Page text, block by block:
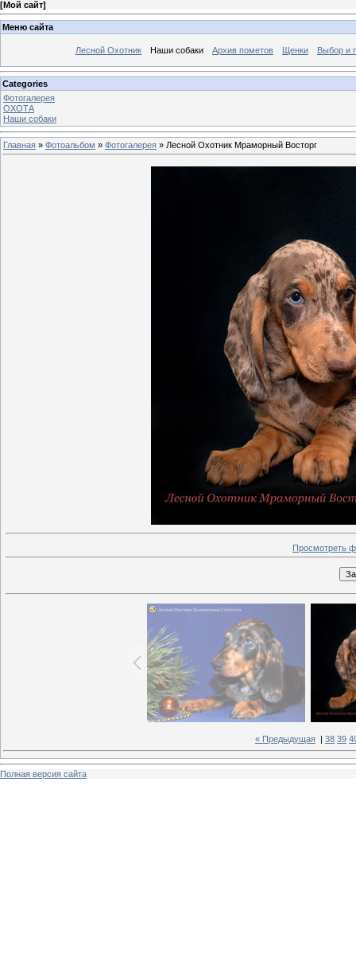
[Мой сайт]
Меню сайта
Лесной Охотник Наши собаки Архив пометов Щенки Выбор и
Categories
Фотогалерея
ОХОТА
Наши собаки
Главная » Фотоальбом » Фотогалерея » Лесной Охотник Мраморный Восторг
Просмотреть
« Предыдущая | 38 39
Полная версия сайта